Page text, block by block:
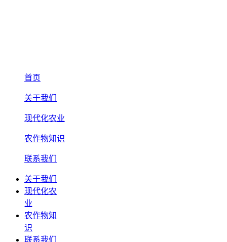
首页
关于我们
现代化农业
农作物知识
联系我们
关于我们
现代化农
业
农作物知
识
联系我们